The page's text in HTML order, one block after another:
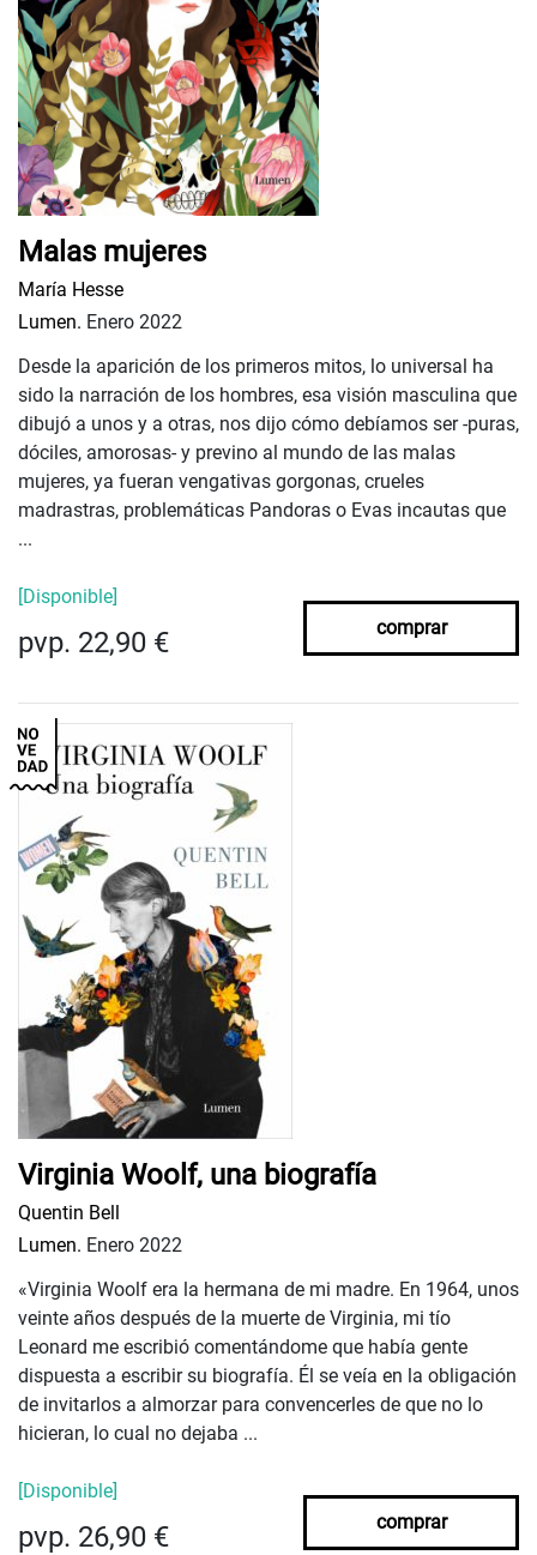
Malas mujeres
María Hesse
Lumen. Enero 2022
Desde la aparición de los primeros mitos, lo universal ha
sido la narración de los hombres, esa visión masculina que
dibujó a unos y a otras, nos dijo cómo debíamos ser -puras,
dóciles, amorosas- y previno al mundo de las malas
mujeres, ya fueran vengativas gorgonas, crueles
madrastras, problemáticas Pandoras o Evas incautas que
...
[Disponible]
pvp. 22,90 € comprar
Virginia Woolf, una biografía
Quentin Bell
Lumen. Enero 2022
«Virginia Woolf era la hermana de mi madre. En 1964, unos
veinte años después de la muerte de Virginia, mi tío
Leonard me escribió comentándome que había gente
dispuesta a escribir su biografía. Él se veía en la obligación
de invitarlos a almorzar para convencerles de que no lo
hicieran, lo cual no dejaba ...
[Disponible]
pvp. 26,90 € comprar